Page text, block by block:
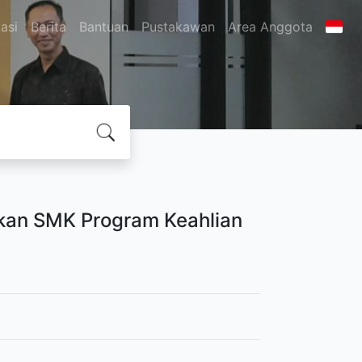
Berita Bantuan Pustakawan Area Anggota
SMK Program Keahlian